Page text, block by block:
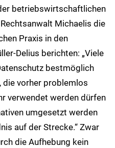
betriebswirtschaftlichen
Michaelis die
Praxis in den
Delius berichten: „Viele
bestmöglich
die vorher problemlos
verwendet werden dürfen
umgesetzt werden
auf der Strecke.“ Zwar
die Aufhebung kein